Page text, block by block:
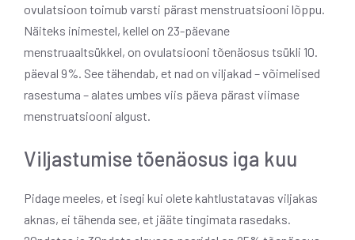
ovulatsioon toimub varsti pärast menstruatsiooni lõppu.
Näiteks inimestel, kellel on 23-päevane
menstruaaltsükkel, on ovulatsiooni tõenäosus tsükli 10.
päeval 9%. See tähendab, et nad on viljakad – võimelised
rasestuma – alates umbes viis päeva pärast viimase
menstruatsiooni algust.
Viljastumise tõenäosus iga kuu
Pidage meeles, et isegi kui olete kahtlustatavas viljakas
aknas, ei tähenda see, et jääte tingimata rasedaks.